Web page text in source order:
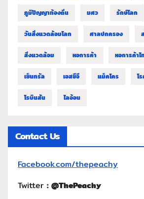
ภูมิปัญญาท้องถิ่น มศว รักษ์โลก
วันสิ่งแวดล้อมโลก ศาลปกครอง
สิ่งแวดล้อม หอการค้า หอการค้าไ
เซ็นทรัล เอสซีจี แม็คโคร โ
โรบินสัน ไลอ้อน
Contact Us
Facebook.com/thepeachy
Twitter : @ThePeachy